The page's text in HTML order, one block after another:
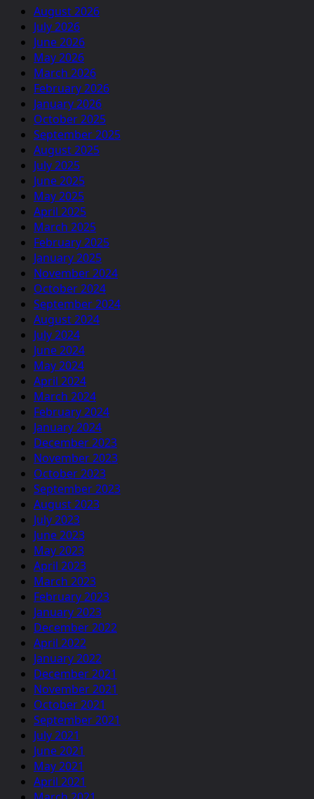
August 2026
July 2026
June 2026
May 2026
March 2026
February 2026
January 2026
October 2025
September 2025
August 2025
July 2025
June 2025
May 2025
April 2025
March 2025
February 2025
January 2025
November 2024
October 2024
September 2024
August 2024
July 2024
June 2024
May 2024
April 2024
March 2024
February 2024
January 2024
December 2023
November 2023
October 2023
September 2023
August 2023
July 2023
June 2023
May 2023
April 2023
March 2023
February 2023
January 2023
December 2022
April 2022
January 2022
December 2021
November 2021
October 2021
September 2021
July 2021
June 2021
May 2021
April 2021